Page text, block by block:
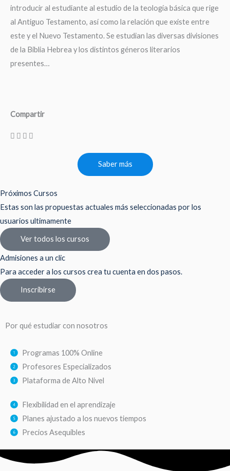
introducir al estudiante al estudio de la teología básica que rige
al Antiguo Testamento, así como la relación que existe entre
este y el Nuevo Testamento. Se estudian las diversas divisiones
de la Biblia Hebrea y los distintos géneros literarios
presentes…
Compartir
Saber más
Próximos Cursos
Estas son las propuestas actuales más seleccionadas por los
usuarios ultimamente
Ver todos los cursos
Admisiones a un clic
Para acceder a los cursos crea tu cuenta en dos pasos.
Inscribirse
Por qué estudiar con nosotros
Programas 100% Online
Profesores Especializados
Plataforma de Alto Nivel
Flexibilidad en el aprendizaje
Planes ajustado a los nuevos tiempos
Precios Asequibles